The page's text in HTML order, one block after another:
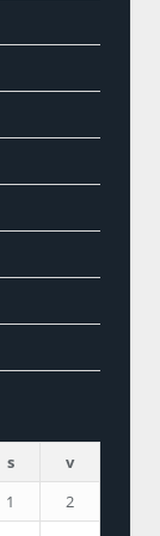
s
v
1
2